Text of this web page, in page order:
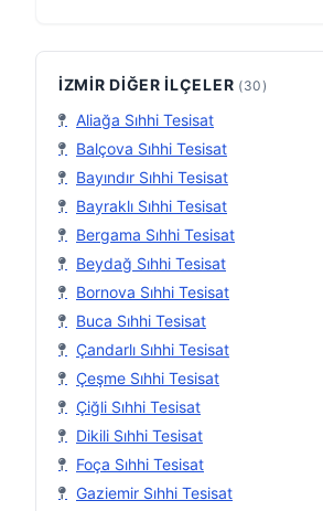
İZMIR DIĞER İLÇELER (30)
Aliağa Sıhhi Tesisat
Balçova Sıhhi Tesisat
Bayındır Sıhhi Tesisat
Bayraklı Sıhhi Tesisat
Bergama Sıhhi Tesisat
Beydağ Sıhhi Tesisat
Bornova Sıhhi Tesisat
Buca Sıhhi Tesisat
Çandarlı Sıhhi Tesisat
Çeşme Sıhhi Tesisat
Çiğli Sıhhi Tesisat
Dikili Sıhhi Tesisat
Foça Sıhhi Tesisat
Gaziemir Sıhhi Tesisat